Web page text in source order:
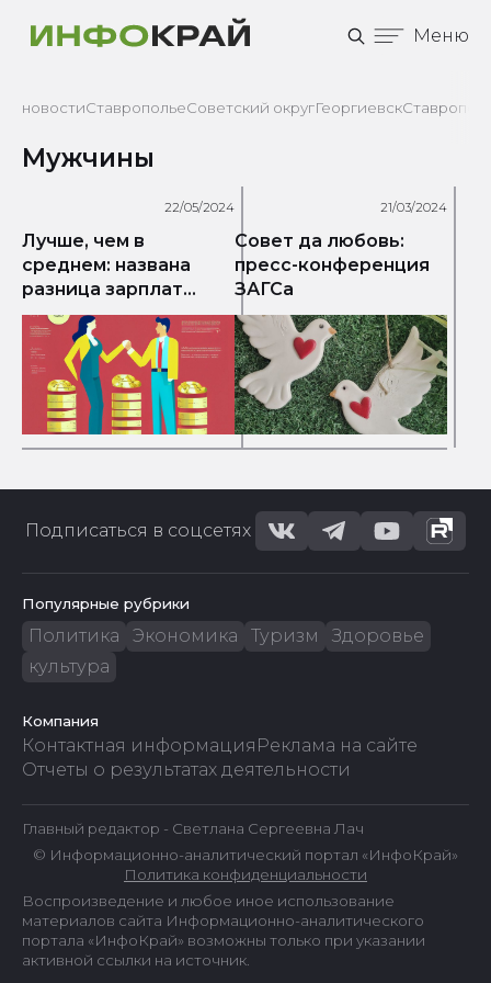
Меню
новостиСтавропольеСоветский округГеоргиевск
Мужчины
22/05/2024
Лучше, чем в
среднем: названа
разница зарплат
мужчин и женщин в
Ставрополе
21/03/2024
Совет да любовь:
пресс-конференция
ЗАГСа
Подписаться в соцсетях
Популярные рубрики
Политика Экономика Туризм
Здоровье
культура
Компания
Контактная информация Реклама на сайте
Отчеты о результатах деятельности
Главный редактор - Светлана Сергеевна Лач
© Информационно-аналитический портал «ИнфоКрай»
Политика конфиденциальности
Воспроизведение и любое иное использование
материалов сайта Информационно-аналитического
портала «ИнфоКрай» возможны только при указании
активной ссылки на источник.